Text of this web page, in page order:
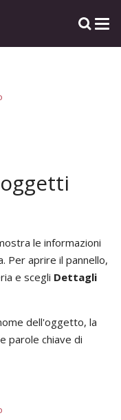
le informazioni
Per aprire il pannello,
e scegli Dettagli
dell'oggetto, la
parole chiave di